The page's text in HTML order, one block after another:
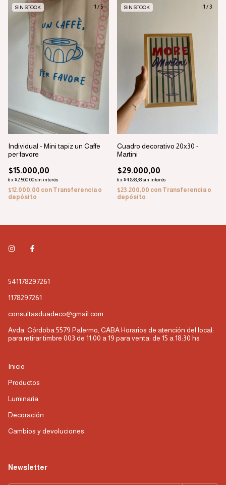
1 /5
SIN STOCK
Individual - Mini tapiz un Caffe
per favore
$15.000,00
6x$2.500,00sin interés
$12.000,00 con Transferencia o
depósito
1 /3
SIN STOCK
Cuadro decorativo 20x30 -
Martini
$29.000,00
6x$4.833,33sin interés
$23.200,00 con Transferencia o
depósito
541178297261
1178297261
consultasduadeco@gmail.com
Avda. Córdoba 5579 Palermo, CABA Horarios de atención del local:
para retirar timbre 003 de 11:00 a 19 para venta: de 15 a 18:30 hs
Inicio
Productos
Luminaria
Decoración
Cambios y devoluciones
Newsletter